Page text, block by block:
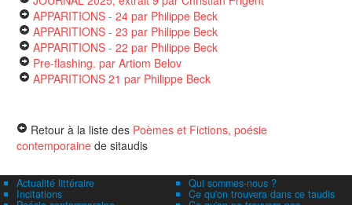
APPARITIONS - 24 par Philippe Beck
APPARITIONS - 23 par Philippe Beck
APPARITIONS - 22 par Philippe Beck
Pre-flashing. par Artiom Belov
APPARITIONS 21 par Philippe Beck
Retour à la liste des Poèmes et Fictions, poésie
contemporaine de sitaudis
Actualité littéraire
Incitations
Qui sommes-nous ?
Ce qu'on trouvera dans ce taudis